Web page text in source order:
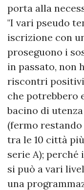
porta alla
"I vari pseudo
iscrizione con
proseguono i
in passato, non
riscontri
che potrebbero
bacino di
(fermo
tra le 10 città
serie A);
si può a vari
una